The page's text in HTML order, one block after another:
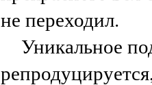
не переходил.
Уникальное